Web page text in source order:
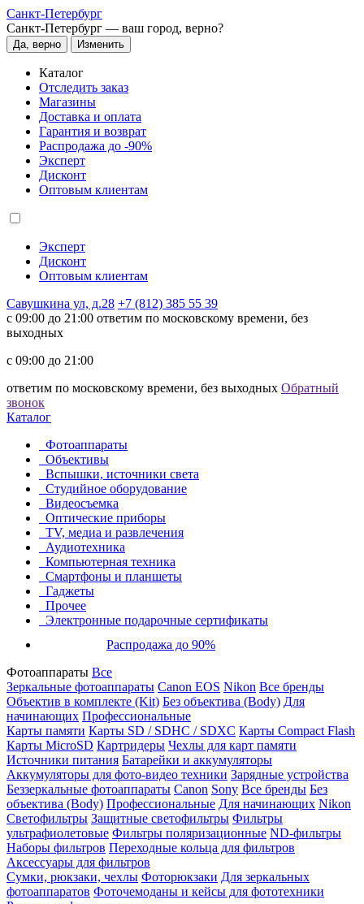
Санкт-Петербург
Санкт-Петербург — ваш город, верно?
Да, верно Изменить
Каталог
Отследить заказ
Магазины
Доставка и оплата
Гарантия и возврат
Распродажа до -90%
Эксперт
Дисконт
Оптовым клиентам
Эксперт
Дисконт
Оптовым клиентам
Савушкина ул, д.28 +7 (812) 385 55 39
c 09:00 до 21:00 ответим по московскому времени, без
выходных
c 09:00 до 21:00
ответим по московскому времени, без выходных Обратный
звонок
Каталог
Фотоаппараты
Объективы
Вспышки, источники света
Студийное оборудование
Видеосъемка
Оптические приборы
TV, медиа и развлечения
Аудиотехника
Компьютерная техника
Смартфоны и планшеты
Гаджеты
Прочее
Электронные подарочные сертификаты
Распродажа до 90%
Фотоаппараты Все
Зеркальные фотоаппараты Canon EOS Nikon Все бренды
Объектив в комплекте (Kit) Без объектива (Body) Для
начинающих Профессиональные
Карты памяти Карты SD / SDHC / SDXC Карты Compact Flash
Карты MicroSD Картридеры Чехлы для карт памяти
Источники питания Батарейки и аккумуляторы
Аккумуляторы для фото-видео техники Зарядные устройства
Беззеркальные фотоаппараты Canon Sony Все бренды Без
объектива (Body) Профессиональные Для начинающих Nikon
Светофильтры Защитные светофильтры Фильтры
ультрафиолетовые Фильтры поляризационные ND-фильтры
Наборы фильтров Переходные кольца для фильтров
Аксессуары для фильтров
Сумки, рюкзаки, чехлы Фоторюкзаки Для зеркальных
фотоаппаратов Фоточемоданы и кейсы для фототехники